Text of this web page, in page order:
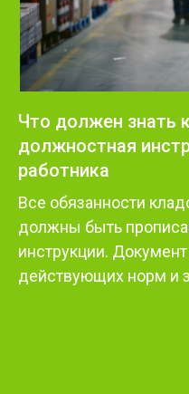
Что должен знать
должностная
работника
Все обязанности
должны быть
инструкции.
действующих норм и